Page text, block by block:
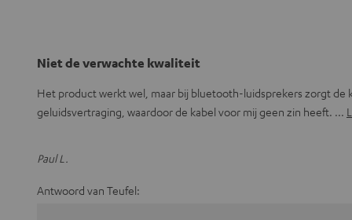
Niet de verwachte kwaliteit
Het product werkt wel, maar bij bluetooth-luidsprekers zorgt de
geluidsvertraging, waardoor de kabel voor mij geen zin heeft.
Paul L.
Antwoord van Teufel: